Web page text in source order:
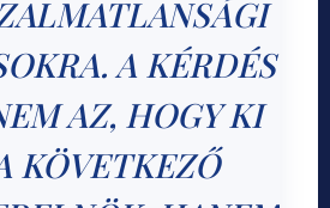
A KÉRDÉS
AZ, HOGY KI
KÖVETKEZŐ